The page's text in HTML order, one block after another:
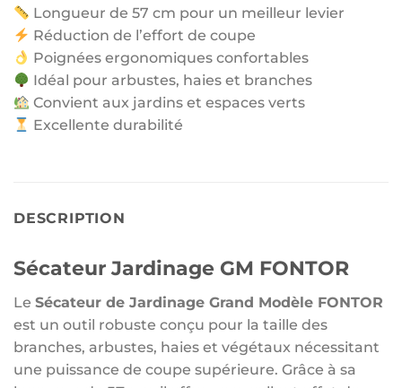
Longueur de 57 cm pour un meilleur levier
Réduction de l’effort de coupe
Poignées ergonomiques confortables
Idéal pour arbustes, haies et branches
Convient aux jardins et espaces verts
Excellente durabilité
DESCRIPTION
Sécateur Jardinage GM FONTOR
Le Sécateur de Jardinage Grand Modèle FONTOR
est un outil robuste conçu pour la taille des
branches, arbustes, haies et végétaux nécessitant
une puissance de coupe supérieure. Grâce à sa